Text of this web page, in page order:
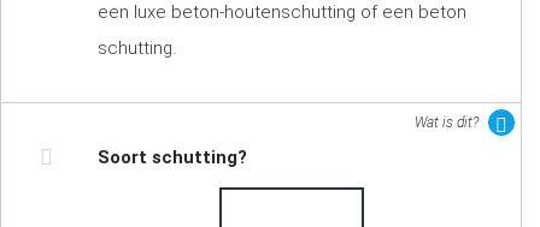
een luxe beton-houtenschutting of een beton
schutting.
Wat is dit?
Soort schutting?